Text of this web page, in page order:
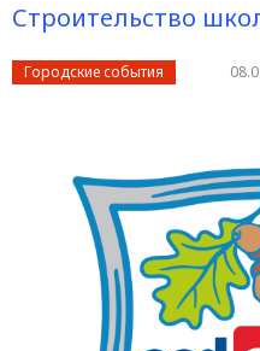
Строительство
Городские события